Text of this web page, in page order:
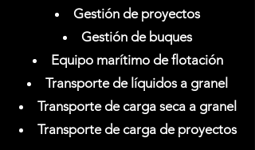
Gestión de proyectos
Gestión de buques
Equipo marítimo de flotación
Transporte de líquidos a granel
Transporte de carga seca a granel
Transporte de carga de proyectos